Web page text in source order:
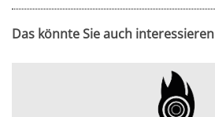
Das könnte Sie auch interessieren